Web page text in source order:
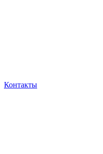
Контакты